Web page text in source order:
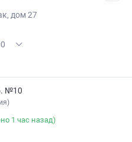
дом 27
№10
1 час назад)